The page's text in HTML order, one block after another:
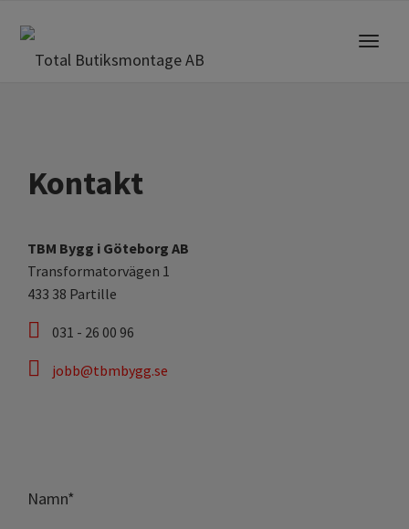
Toggle
Kontakt
TBM Bygg i Göteborg AB
Transformatorvägen 1
433 38 Partille
031 - 26 00 96
jobb@tbmbygg.se
Namn*